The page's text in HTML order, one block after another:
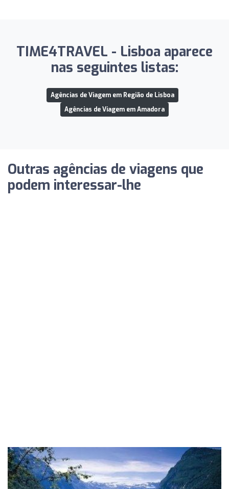
TIME4TRAVEL - Lisboa aparece
nas seguintes listas:
Agências de Viagem em Região de Lisboa
Agências de Viagem em Amadora
Outras agências de viagens que
podem interessar-lhe